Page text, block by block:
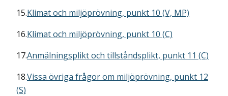
15.Klimat och miljöprövning, punkt 10 (V, MP)
16.Klimat och miljöprövning, punkt 10 (C)
17.Anmälningsplikt och tillståndsplikt, punkt 11 (C)
18.Vissa övriga frågor om miljöprövning, punkt 12
(S)